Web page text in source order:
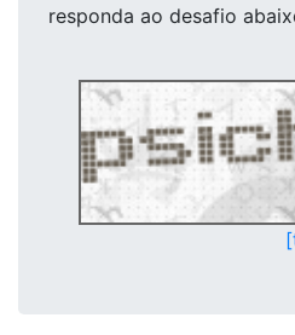
responda ao desafio